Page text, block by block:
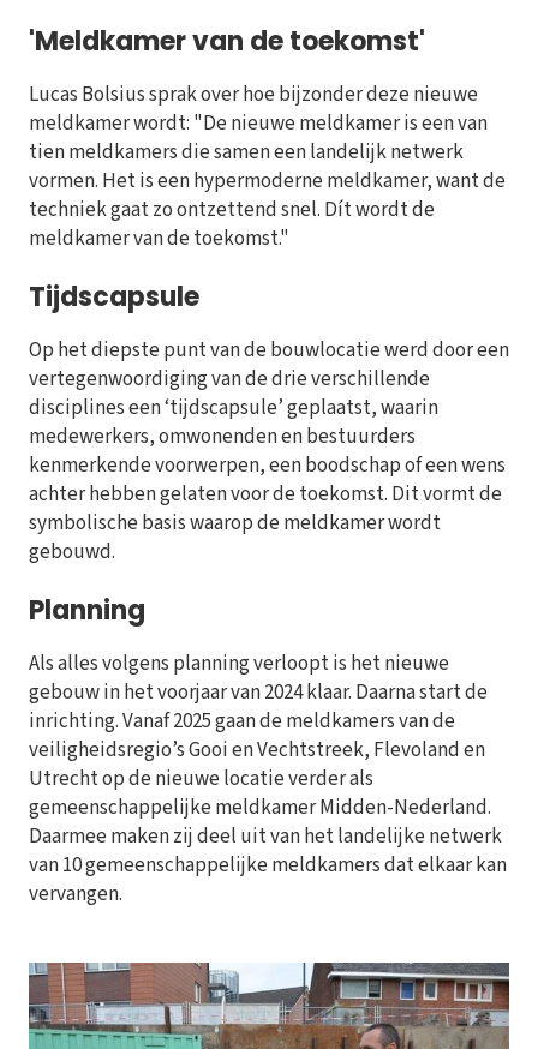
'Meldkamer van de toekomst'
Lucas Bolsius sprak over hoe bijzonder deze nieuwe
meldkamer wordt: "De nieuwe meldkamer is een van
tien meldkamers die samen een landelijk netwerk
vormen. Het is een hypermoderne meldkamer, want de
techniek gaat zo ontzettend snel. Dít wordt de
meldkamer van de toekomst."
Tijdscapsule
Op het diepste punt van de bouwlocatie werd door een
vertegenwoordiging van de drie verschillende
disciplines een ‘tijdscapsule’ geplaatst, waarin
medewerkers, omwonenden en bestuurders
kenmerkende voorwerpen, een boodschap of een wens
achter hebben gelaten voor de toekomst. Dit vormt de
symbolische basis waarop de meldkamer wordt
gebouwd.
Planning
Als alles volgens planning verloopt is het nieuwe
gebouw in het voorjaar van 2024 klaar. Daarna start de
inrichting. Vanaf 2025 gaan de meldkamers van de
veiligheidsregio’s Gooi en Vechtstreek, Flevoland en
Utrecht op de nieuwe locatie verder als
gemeenschappelijke meldkamer Midden-Nederland.
Daarmee maken zij deel uit van het landelijke netwerk
van 10 gemeenschappelijke meldkamers dat elkaar kan
vervangen.